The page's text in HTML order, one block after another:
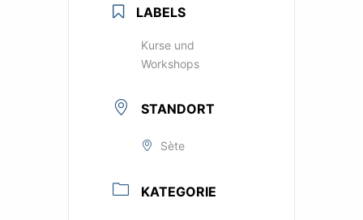
LABELS
Kurse und
Workshops
STANDORT
Sète
KATEGORIE